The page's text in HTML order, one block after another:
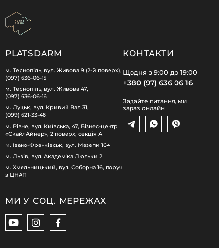
PLATSDARM
м. Тернопіль, вул. Живова 9 (2-й поверх),
(097) 636-06-15
м. Тернопіль, вул. Живова 47,
(097) 636-06-16
м. Луцьк, вул. Кривий Вал 31,
(099) 621-33-48
м. Рівне, вул. Київська, 47, Бізнес-центр
«СкайлАйнер», 2 поверх, секція А
м. Івано-Франківськ, вул. Мазепи 164
м. Львів, вул. Академіка Люльки 2
м. Хмельницький, вул. Соборна 16, поруч
з ЦНАП
КОНТАКТИ
Щодня з 9:00 до 19:00
+380 (97) 636 06 16
Задайте питання, ми
зараз онлайн
МИ У СОЦ. МЕРЕЖАХ